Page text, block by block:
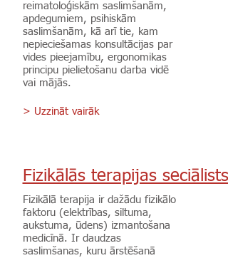
reimatoloģiskām saslimšanām,
apdegumiem, psihiskām
saslimšanām, kā arī tie, kam
nepieciešamas konsultācijas par
vides pieejamību, ergonomikas
principu pielietošanu darba vidē
vai mājās.
> Uzzināt vairāk
Fizikālās terapijas seciālists
Fizikālā terapija ir dažādu fizikālo
faktoru (elektrības, siltuma,
aukstuma, ūdens) izmantošana
medicīnā. Ir daudzas
saslimšanas, kuru ārstēšanā